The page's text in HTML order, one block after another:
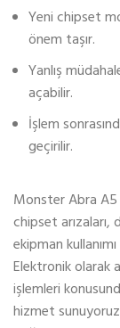
Yeni chipset
önem taşır.
Yanlış
açabilir.
İşlem
geçirilir.
Monster Abra
chipset
ekipman
Elektronik olarak
işlemleri
hizmet